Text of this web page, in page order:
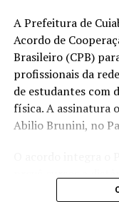
A Prefeitura de
Acordo de
Brasileiro (CPB)
profissionais da
de estudantes com
física. A assinatura
Abilio Brunini, no
modalidades